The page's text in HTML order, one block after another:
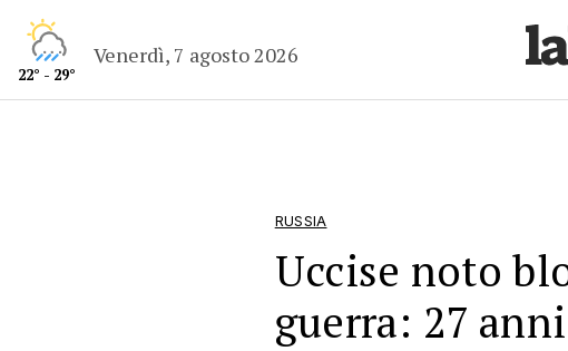
22° - 29°
Venerdì, 7 agosto 2026
RUSSIA
Uccise noto
guerra: 27